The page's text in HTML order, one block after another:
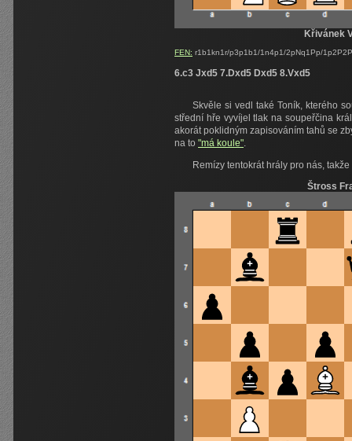
Křivánek
FEN: r1b1kn1r/p3p1b1/1n4p1/2pNq1Pp/
6.c3 Jxd5 7.Dxd5 Dxd5 8.Vxd5
Skvěle si vedl také Toník, kterého
střední hře vyvíjel tlak na soupeřčina
akorát poklidným zapisováním tahů se
na to "má koule".
Remízy tentokrát hrály pro nás,
Štross